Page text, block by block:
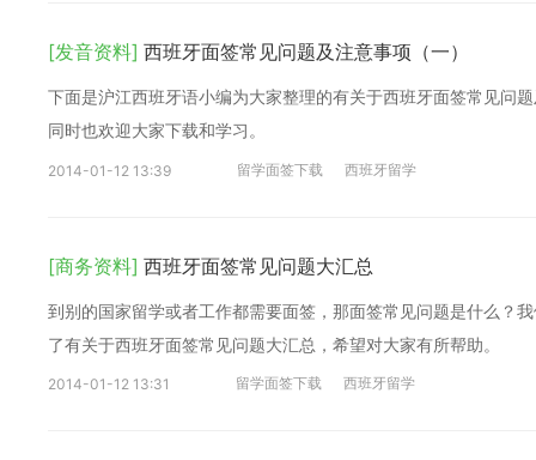
[发音资料] 西班牙面签常见问题及注意事项（一）
下面是沪江西班牙语小编为大家整理的有关于西班牙面签常见问
同时也欢迎大家下载和学习。
2014-01-12 13:39 留学面签下载 西班牙留学
[商务资料] 西班牙面签常见问题大汇总
到别的国家留学或者工作都需要面签，那面签常见问题是什么？
了有关于西班牙面签常见问题大汇总，希望对大家有所帮助。
2014-01-12 13:31 留学面签下载 西班牙留学